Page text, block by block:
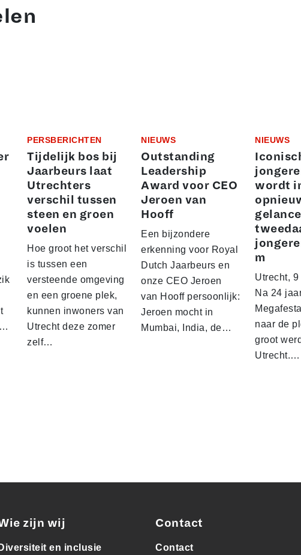
PERSBERICHTEN
Tijdelijk bos bij
Jaarbeurs laat
Utrechters
verschil tussen
steen en groen
voelen
Hoe groot het verschil
is tussen een
versteende omgeving
en een groene plek,
kunnen inwoners van
Utrecht deze zomer
zelf…
NIEUWS
Outstanding
Leadership
Award voor CEO
Jeroen van
Hooff
Een bijzondere
erkenning voor Royal
Dutch Jaarbeurs en
onze CEO Jeroen
van Hooff persoonlijk:
Jeroen mocht in
Mumbai, India, de…
NIEUWS
wordt
m
Utrecht,
Na 24
naar de
groot
Utrecht.…
zijn wij
en inclusie
Contact
Contact